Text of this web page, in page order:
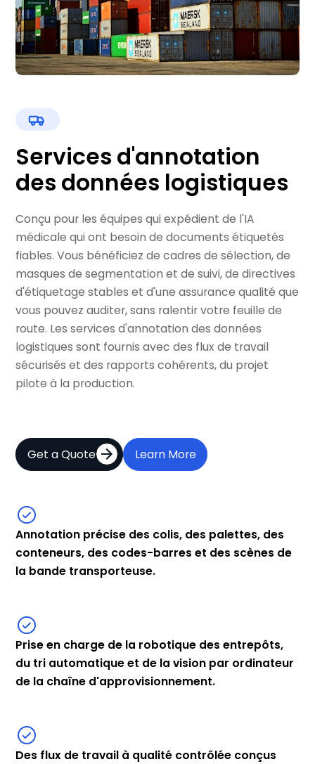
Services d'annotation
des données logistiques
Conçu pour les équipes qui expédient de l'IA
médicale qui ont besoin de documents étiquetés
fiables. Vous bénéficiez de cadres de sélection, de
masques de segmentation et de suivi, de directives
d'étiquetage stables et d'une assurance qualité que
vous pouvez auditer, sans ralentir votre feuille de
route. Les services d'annotation des données
logistiques sont fournis avec des flux de travail
sécurisés et des rapports cohérents, du projet
pilote à la production.
Get a Quote Learn More
Annotation précise des colis, des palettes, des
conteneurs, des codes-barres et des scènes de
la bande transporteuse.
Prise en charge de la robotique des entrepôts,
du tri automatique et de la vision par ordinateur
de la chaîne d'approvisionnement.
Des flux de travail à qualité contrôlée conçus